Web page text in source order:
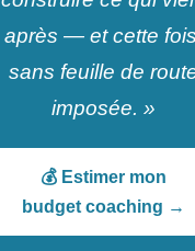
après — et cette
sans feuille de
imposée. »
💰 Estimer mon
budget coaching →